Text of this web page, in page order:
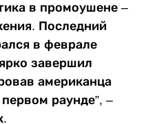
в промоушене –
Последний
в феврале
завершил
американца
раунде”, –